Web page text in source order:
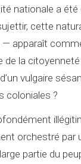
nationale a
cette
apparaît
la citoyenneté
vulgaire
coloniales ?
orchestré
partie du